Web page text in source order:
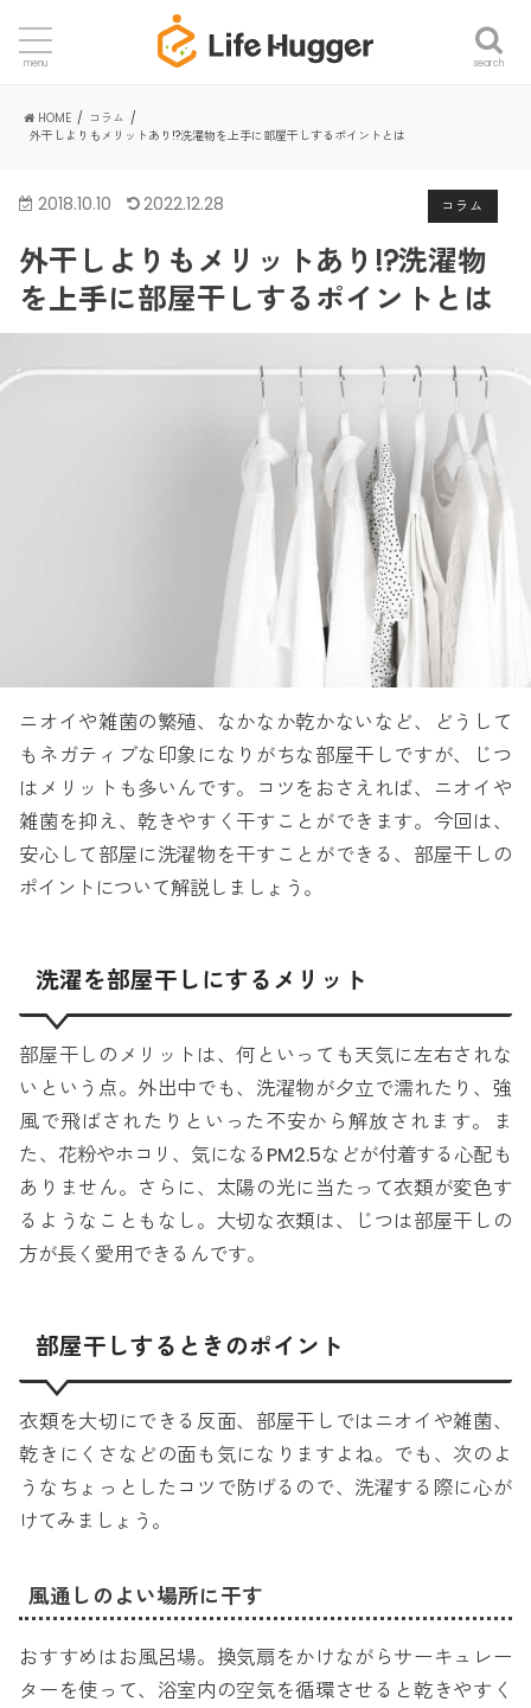
search
menu
HOME
コラム
外干しよりもメリットあり!?洗濯物を上手に部屋干しするポイントとは
コラム
2018.10.10 2022.12.28
外干しよりもメリットあり!?洗濯物
を上手に部屋干しするポイントとは
ニオイや雑菌の繁殖、なかなか乾かないなど、どうして
もネガティブな印象になりがちな部屋干しですが、じつ
はメリットも多いんです。コツをおさえれば、ニオイや
雑菌を抑え、乾きやすく干すことができます。今回は、
安心して部屋に洗濯物を干すことができる、部屋干しの
ポイントについて解説しましょう。
洗濯を部屋干しにするメリット
部屋干しのメリットは、何といっても天気に左右されな
いという点。外出中でも、洗濯物が夕立で濡れたり、強
風で飛ばされたりといった不安から解放されます。ま
た、花粉やホコリ、気になるPM2.5などが付着する心配も
ありません。さらに、太陽の光に当たって衣類が変色す
るようなこともなし。大切な衣類は、じつは部屋干しの
方が長く愛用できるんです。
部屋干しするときのポイント
衣類を大切にできる反面、部屋干しではニオイや雑菌、
乾きにくさなどの面も気になりますよね。でも、次のよ
うなちょっとしたコツで防げるので、洗濯する際に心が
けてみましょう。
風通しのよい場所に干す
おすすめはお風呂場。換気扇をかけながらサーキュレー
ターを使って、浴室内の空気を循環させると乾きやすく